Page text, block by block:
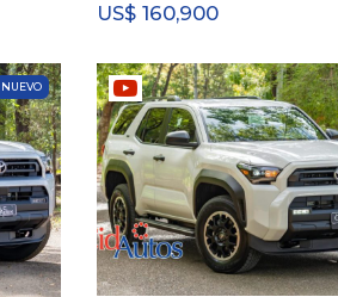
US$ 160,900
NUEVO